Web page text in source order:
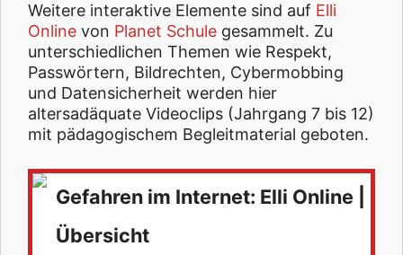
Weitere interaktive Elemente sind auf Elli
Online von Planet Schule gesammelt. Zu
unterschiedlichen Themen wie Respekt,
Passwörtern, Bildrechten, Cybermobbing
und Datensicherheit werden hier
altersadäquate Videoclips (Jahrgang 7 bis 12)
mit pädagogischem Begleitmaterial geboten.
Gefahren im Internet: Elli Online |
Übersicht